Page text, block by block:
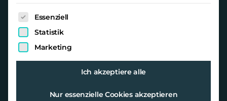
Die schwierige Lage auf dem
Vom 27. Oktober 2023
Es folgt eine Liste der Service-Gruppen, für die eine
Essenziell
Statistik
Marketing
Ich akzeptiere alle
Nur essenzielle Cookies akzeptieren